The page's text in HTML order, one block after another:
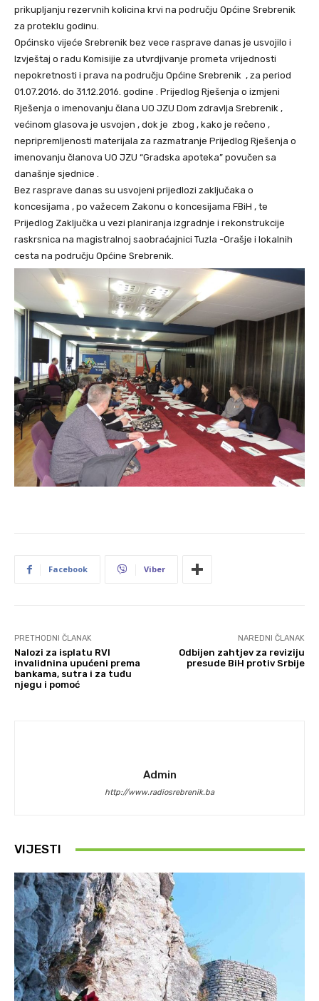
prikupljanju rezervnih kolicina krvi na području Općine Srebrenik
za proteklu godinu.
Općinsko vijeće Srebrenik bez vece rasprave danas je usvojilo i
Izvještaj o radu Komisijie za utvrdjivanje prometa vrijednosti
nepokretnosti i prava na području Općine Srebrenik , za period
01.07.2016. do 31.12.2016. godine . Prijedlog Rješenja o izmjeni
Rješenja o imenovanju člana UO JZU Dom zdravlja Srebrenik ,
većinom glasova je usvojen , dok je zbog , kako je rečeno ,
nepripremljenosti materijala za razmatranje Prijedlog Rješenja o
imenovanju članova UO JZU “Gradska apoteka” povučen sa
današnje sjednice .
Bez rasprave danas su usvojeni prijedlozi zaključaka o
koncesijama , po važecem Zakonu o koncesijama FBiH , te
Prijedlog Zaključka u vezi planiranja izgradnje i rekonstrukcije
raskrsnica na magistralnoj saobraćajnici Tuzla -Orašje i lokalnih
cesta na području Općine Srebrenik.
Facebook Viber
PRETHODNI ČLANAK
Nalozi za isplatu RVI
invalidnina upućeni prema
bankama, sutra i za tuđu
njegu i pomoć
NAREDNI ČLANAK
Odbijen zahtjev za reviziju
presude BiH protiv Srbije
Admin
http://www.radiosrebrenik.ba
VIJESTI